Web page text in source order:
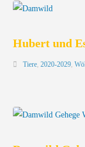
Hubert und
Tiere,2020-2029,